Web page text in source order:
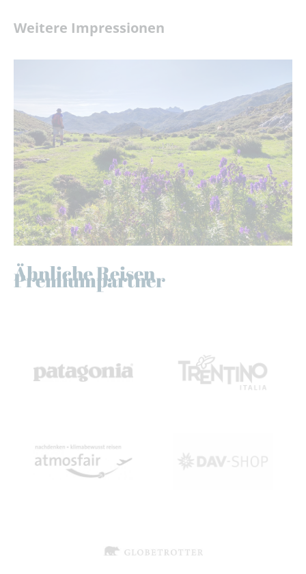
Weitere Impressionen
Ähnliche Reisen
Premiumpartner